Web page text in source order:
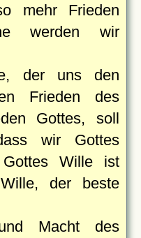
mehr Frieden
werden wir
der uns den
Frieden des
Gottes, soll
wir Gottes
Wille ist
der beste
Macht des